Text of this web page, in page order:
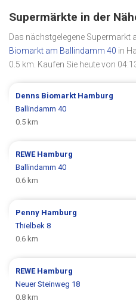
Supermärkte in der
Das nächstgelegene Supermarkt
Biomarkt am Ballindamm 40 in
0.5 km. Kaufen Sie heute von
Denns Biomarkt Hamburg
Ballindamm 40
0.5 km
REWE Hamburg
Ballindamm 40
0.6 km
Penny Hamburg
Thielbek 8
0.6 km
REWE Hamburg
Neuer Steinweg 18
0.8 km